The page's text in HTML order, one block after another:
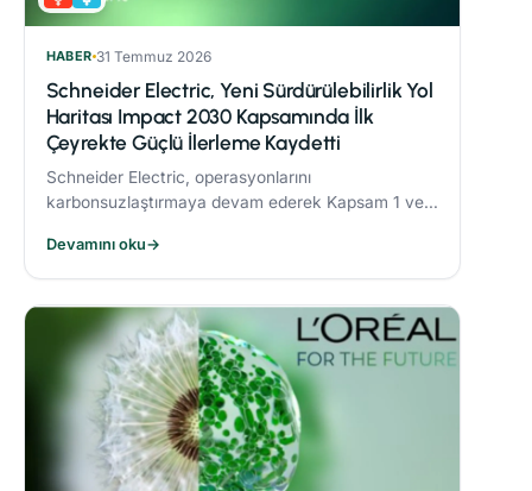
HABER 31 Temmuz 2026
Schneider Electric, Yeni Sürdürülebilirlik Yol
Haritası Impact 2030 Kapsamında İlk
Çeyrekte Güçlü İlerleme Kaydetti
Schneider Electric, operasyonlarını
karbonsuzlaştırmaya devam ederek Kapsam 1 ve 2
azalttı.
Devamını oku→